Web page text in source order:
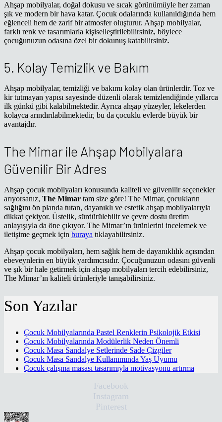
Ahşap mobilyalar, doğal dokusu ve sıcak görünümüyle her zaman
şık ve modern bir hava katar. Çocuk odalarında kullanıldığında hem
eğlenceli hem de zarif bir atmosfer oluşturur. Ahşap mobilyalar,
farklı renk ve tasarımlarla kişiselleştirilebilirsiniz, böylece
çocuğunuzun odasına özel bir dokunuş katabilirsiniz.
5. Kolay Temizlik ve Bakım
Ahşap mobilyalar, temizliği ve bakımı kolay olan ürünlerdir. Toz ve
kir tutmayan yapısı sayesinde düzenli olarak temizlendiğinde yıllarca
ilk günkü gibi kalabilmektedir. Ayrıca ahşap yüzeyler, lekelerden
kolayca arındırılabilmektedir, bu da çocuklu evlerde büyük bir
avantajdır.
The Mimar ile Ahşap Mobilyalara
Güvenilir Bir Adres
Ahşap çocuk mobilyaları konusunda kaliteli ve güvenilir seçenekler
arıyorsanız, The Mimar tam size göre! The Mimar, çocukların
sağlığını ön planda tutan, dayanıklı ve estetik ahşap mobilyalarıyla
dikkat çekiyor. Üstelik, sürdürülebilir ve çevre dostu üretim
anlayışıyla da öne çıkıyor. The Mimar’ın ürünlerini incelemek ve
iletişime geçmek için buraya tıklayabilirsiniz.
Ahşap çocuk mobilyaları, hem sağlık hem de dayanıklılık açısından
ebeveynlerin en büyük yardımcısıdır. Çocuğunuzun odasını güvenli
ve şık bir hale getirmek için ahşap mobilyaları tercih edebilirsiniz,
The Mimar’ın kaliteli ürünleriyle tanışabilirsiniz.
Son Yazılar
Çocuk Mobilyalarında Pastel Renklerin Psikolojik Etkisi
Çocuk Mobilyalarında Modülerlik Neden Önemli
Çocuk Masa Sandalye Setlerinde Sade Çizgiler
Çocuk Masa Sandalye Kullanımında Yaş Uyumu
Çocuk çalışma masası tasarımıyla motivasyonu artırma
Facebook
Instagram
Pinterest